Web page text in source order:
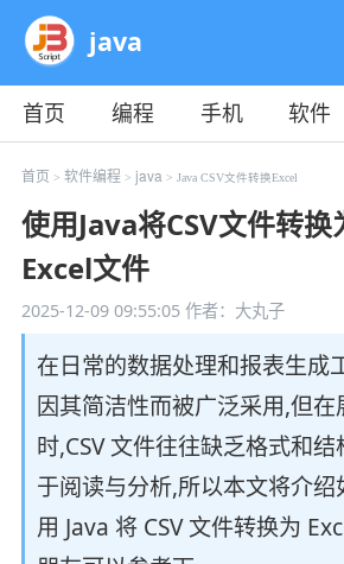
java
首页 编程 手机 软件
教程
平面 服务器
首页 > 软件编程 > java> Java CSV文件转换Excel
使用Java将CSV文件转
Excel文件
2025-12-09 09:55:05作者：大丸子
在日常的数据处理和报表生成
因其简洁性而被广泛采用,但在
时,CSV 文件往往缺乏格式和
于阅读与分析,所以本文将介绍
用 Java 将 CSV 文件转换为